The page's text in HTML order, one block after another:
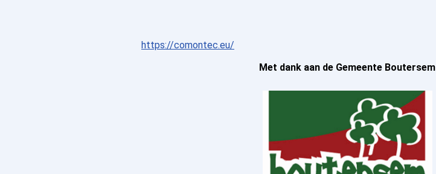
https://comontec.eu/
Met dank aan de Gemeente Boutersem